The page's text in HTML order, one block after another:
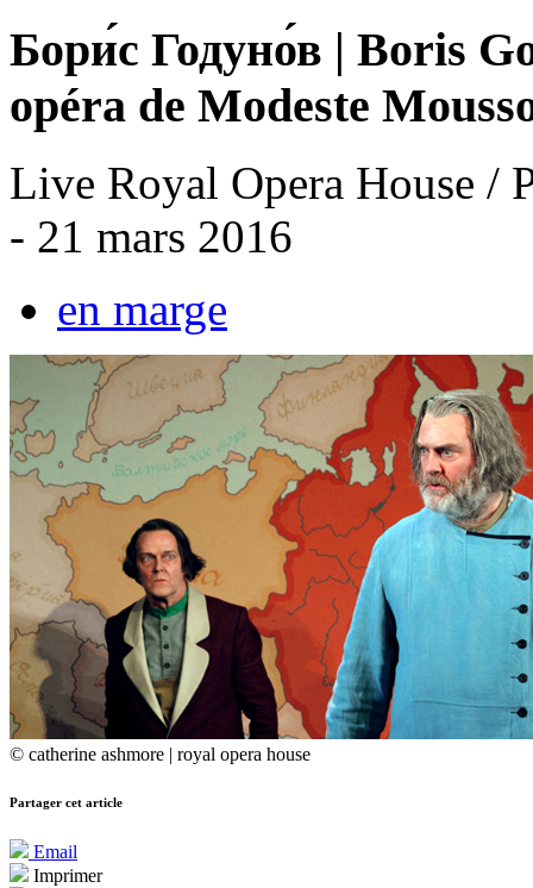
Бори́с Годуно́в | Boris
opéra de Modeste
Live Royal Opera House /
- 21 mars 2016
en marge
© catherine ashmore | royal opera house
Partager cet article
Email
Imprimer